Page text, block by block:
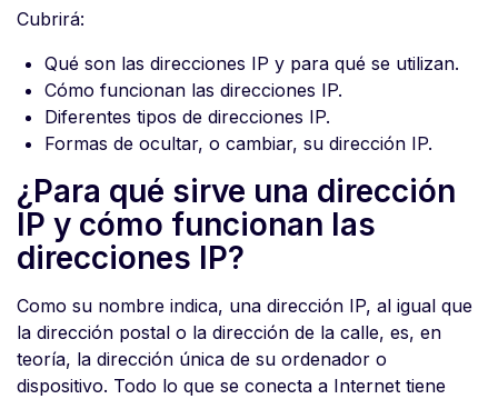
Cubrirá:
Qué son las direcciones IP y para qué se utilizan.
Cómo funcionan las direcciones IP.
Diferentes tipos de direcciones IP.
Formas de ocultar, o cambiar, su dirección IP.
¿Para qué sirve una dirección
IP y cómo funcionan las
direcciones IP?
Como su nombre indica, una dirección IP, al igual que
la dirección postal o la dirección de la calle, es, en
teoría, la dirección única de su ordenador o
dispositivo. Todo lo que se conecta a Internet tiene